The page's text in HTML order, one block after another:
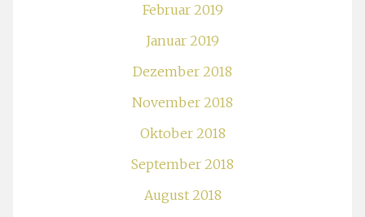
Februar 2019
Januar 2019
Dezember 2018
November 2018
Oktober 2018
September 2018
August 2018